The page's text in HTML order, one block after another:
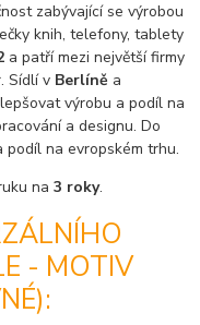
zabývající se výrobou
knih, telefony, tablety
a patří mezi největší firmy
Sídlí v Berlíně a
výrobu a podíl na
a designu. Do
na evropském trhu.
na3 roky.
- MOTIV